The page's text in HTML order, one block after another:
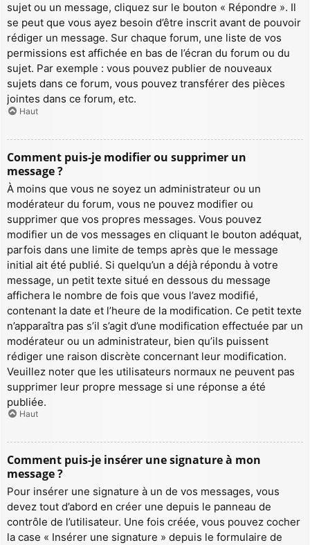
sujet ou un message, cliquez sur le bouton « Répondre ». Il
se peut que vous ayez besoin d’être inscrit avant de pouvoir
rédiger un message. Sur chaque forum, une liste de vos
permissions est affichée en bas de l’écran du forum ou du
sujet. Par exemple : vous pouvez publier de nouveaux
sujets dans ce forum, vous pouvez transférer des pièces
jointes dans ce forum, etc.
Haut
Comment puis-je modifier ou supprimer un
message ?
À moins que vous ne soyez un administrateur ou un
modérateur du forum, vous ne pouvez modifier ou
supprimer que vos propres messages. Vous pouvez
modifier un de vos messages en cliquant le bouton adéquat,
parfois dans une limite de temps après que le message
initial ait été publié. Si quelqu’un a déjà répondu à votre
message, un petit texte situé en dessous du message
affichera le nombre de fois que vous l’avez modifié,
contenant la date et l’heure de la modification. Ce petit texte
n’apparaîtra pas s’il s’agit d’une modification effectuée par un
modérateur ou un administrateur, bien qu’ils puissent
rédiger une raison discrète concernant leur modification.
Veuillez noter que les utilisateurs normaux ne peuvent pas
supprimer leur propre message si une réponse a été
publiée.
Haut
Comment puis-je insérer une signature à mon
message ?
Pour insérer une signature à un de vos messages, vous
devez tout d’abord en créer une depuis le panneau de
contrôle de l’utilisateur. Une fois créée, vous pouvez cocher
la case « Insérer une signature » depuis le formulaire de